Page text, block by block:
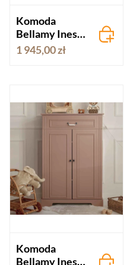
Komoda
Bellamy Ines
duża
elegancka biel
1 945,00 zł
Komoda
Bellamy Ines